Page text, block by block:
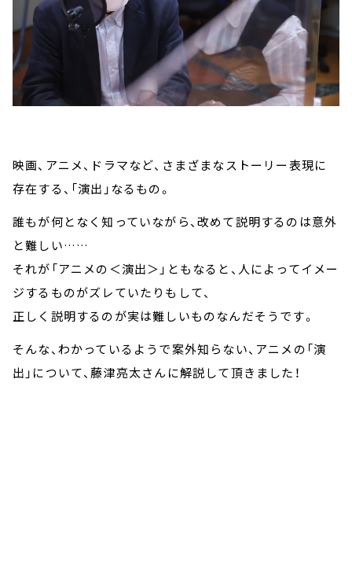
映画、アニメ、ドラマなど、さまざまなストーリー表現に
存在する、「演出」なるもの。
誰もが何となく知っていながら、改めて説明するのは意外
と難しい……
それが「アニメの＜演出＞」ともなると、人によってイメー
ジするものがズレていたりもして、
正しく説明するのが実は難しいものなんだそうです。
そんな、わかっているようで案外知らない、アニメの「演
出」について、藤津亮太さんに解説して頂きました！